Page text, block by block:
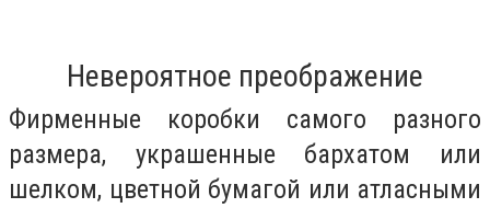
Невероятное преображение
Фирменные коробки самого разного
размера, украшенные бархатом или
шелком, цветной бумагой или атласными